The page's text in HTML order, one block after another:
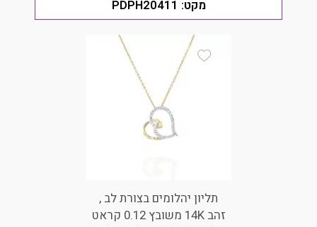
מקט: PDPH20411
Add Wishlist
תליון יהלומים בצורת לב ,
זהב 14K משובץ 0.12 קראט